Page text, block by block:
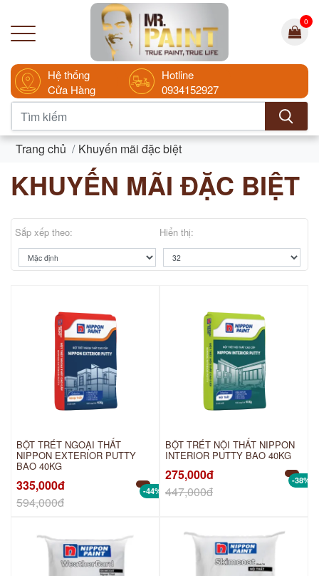
0
Hệ thống
Cửa Hàng
Hotline
0934152927
Trang chủ Khuyến mãi đặc biệt
KHUYẾN MÃI ĐẶC BIỆT
Hiển thị:
Sắp xếp theo:
BỘT TRÉT NGOẠI THẤT
NIPPON EXTERIOR PUTTY
BAO 40KG
335,000đ
594,000đ
-44%
BỘT TRÉT NỘI THẤT NIPPON
INTERIOR PUTTY BAO 40KG
275,000đ
447,000đ
-38%